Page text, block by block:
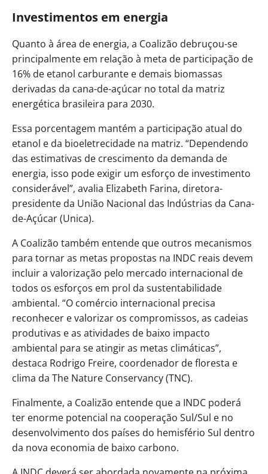
Investimentos em energia
Quanto à área de energia, a Coalizão debruçou-se
principalmente em relação à meta de participação de
16% de etanol carburante e demais biomassas
derivadas da cana-de-açúcar no total da matriz
energética brasileira para 2030.
Essa porcentagem mantém a participação atual do
etanol e da bioeletrecidade na matriz. “Dependendo
das estimativas de crescimento da demanda de
energia, isso pode exigir um esforço de investimento
considerável”, avalia Elizabeth Farina, diretora-
presidente da União Nacional das Indústrias da Cana-
de-Açúcar (Unica).
A Coalizão também entende que outros mecanismos
para tornar as metas propostas na INDC reais devem
incluir a valorização pelo mercado internacional de
todos os esforços em prol da sustentabilidade
ambiental. “O comércio internacional precisa
reconhecer e valorizar os compromissos, as cadeias
produtivas e as atividades de baixo impacto
ambiental para se atingir as metas climáticas”,
destaca Rodrigo Freire, coordenador de floresta e
clima da The Nature Conservancy (TNC).
Finalmente, a Coalizão entende que a INDC poderá
ter enorme potencial na cooperação Sul/Sul e no
desenvolvimento dos países do hemisfério Sul dentro
da nova economia de baixo carbono.